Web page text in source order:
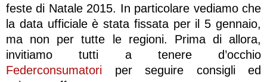
feste di Natale 2015. In particolare vediamo che
la data ufficiale è stata fissata per il 5 gennaio,
ma non per tutte le regioni. Prima di allora,
invitiamo tutti a tenere d’occhio
Federconsumatori per seguire consigli ed